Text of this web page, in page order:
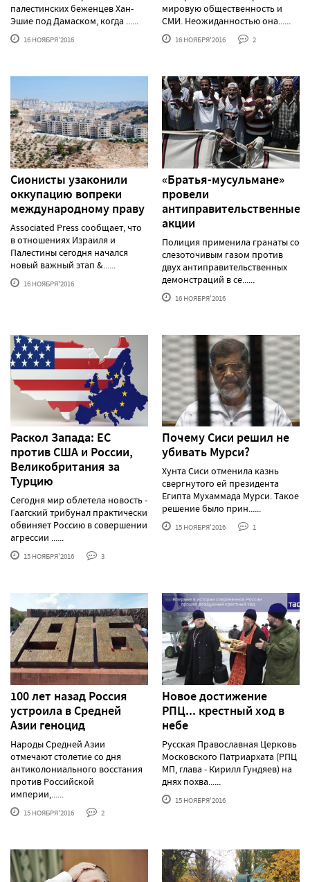
палестинских беженцев Хан-
Эшие под Дамаском, когда ......
16 НОЯБРЯ'2016
мировую общественность и
СМИ. Неожиданностью она......
16 НОЯБРЯ'2016 2
Сионисты узаконили
оккупацию вопреки
международному праву
Associated Press сообщает, что
в отношениях Израиля и
Палестины сегодня начался
новый важный этап &......
16 НОЯБРЯ'2016
«Братья-мусульмане»
провели
антиправительственные
акции
Полиция применила гранаты со
слезоточивым газом против
двух антиправительственных
демонстраций в се......
16 НОЯБРЯ'2016
Раскол Запада: ЕС
против США и России,
Великобритания за
Турцию
Сегодня мир облетела новость -
Гаагский трибунал практически
обвиняет Россию в совершении
агрессии ......
15 НОЯБРЯ'2016 3
Почему Сиси решил не
убивать Мурси?
Хунта Сиси отменила казнь
свергнутого ей президента
Египта Мухаммада Мурси. Такое
решение было прин......
15 НОЯБРЯ'2016 1
100 лет назад Россия
устроила в Средней
Азии геноцид
Народы Средней Азии
отмечают столетие со дня
антиколониального восстания
против Российской
империи,......
15 НОЯБРЯ'2016 2
Новое достижение
РПЦ... крестный ход в
небе
Русская Православная Церковь
Московского Патриархата (РПЦ
МП, глава - Кирилл Гундяев) на
днях похва......
15 НОЯБРЯ'2016